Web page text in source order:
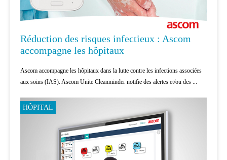
Réduction des risques infectieux : Ascom
accompagne les hôpitaux
Ascom accompagne les hôpitaux dans la lutte contre les infections associées
aux soins (IAS). Ascom Unite Cleanminder notifie des alertes et/ou des ...
HÔPITAL